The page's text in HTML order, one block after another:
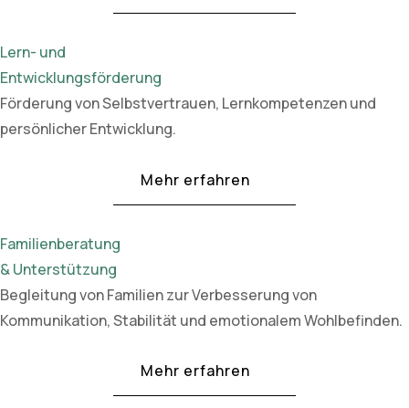
Lern- und
Entwicklungsförderung
Förderung von Selbstvertrauen, Lernkompetenzen und
persönlicher Entwicklung.
Mehr erfahren
Familienberatung
& Unterstützung
Begleitung von Familien zur Verbesserung von
Kommunikation, Stabilität und emotionalem Wohlbefinden.
Mehr erfahren